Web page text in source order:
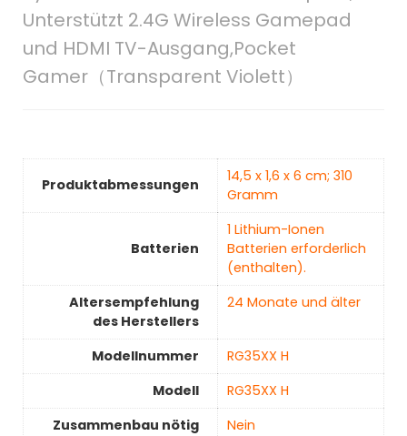
Unterstützt 2.4G Wireless Gamepad
und HDMI TV-Ausgang,Pocket
Gamer（Transparent Violett）
Produktabmessungen
‎14,5 x 1,6 x 6 cm; 310
Gramm
Batterien
‎1 Lithium-Ionen
Batterien erforderlich
(enthalten).
Altersempfehlung
des Herstellers
‎24 Monate und älter
Modellnummer
‎RG35XX H
Modell
‎RG35XX H
Zusammenbau nötig
‎Nein